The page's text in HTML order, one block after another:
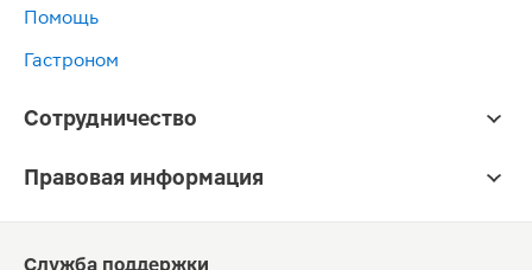
Помощь
Гастроном
Сотрудничество
Правовая информация
Служба поддержки